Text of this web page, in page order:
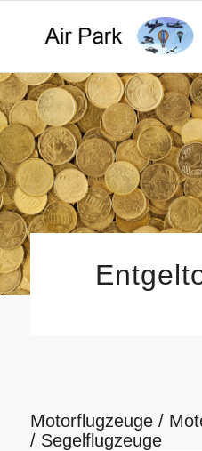
Motorflugzeuge /
/ Segelflugzeuge